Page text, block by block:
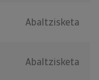
Abaltzisketa
Abaltzisketa